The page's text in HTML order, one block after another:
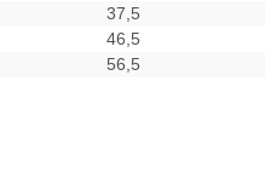
37,5
46,5
56,5